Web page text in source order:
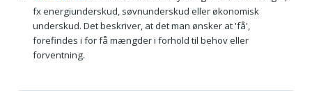
fx energiunderskud, søvnunderskud eller økonomisk
underskud. Det beskriver, at det man ønsker at 'få',
forefindes i for få mængder i forhold til behov eller
forventning.